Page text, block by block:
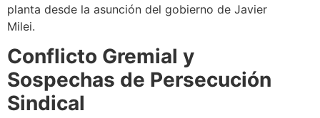
planta desde la asunción del gobierno de Javier
Milei.
Conflicto Gremial y
Sospechas de Persecución
Sindical